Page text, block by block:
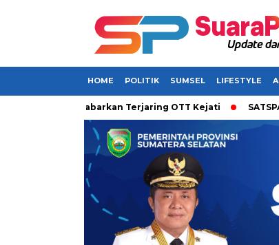
HOME POLITIK SUMSEL LIFESTYLE
Dikabarkan Terjaring OTT Kejati SATSPAM+